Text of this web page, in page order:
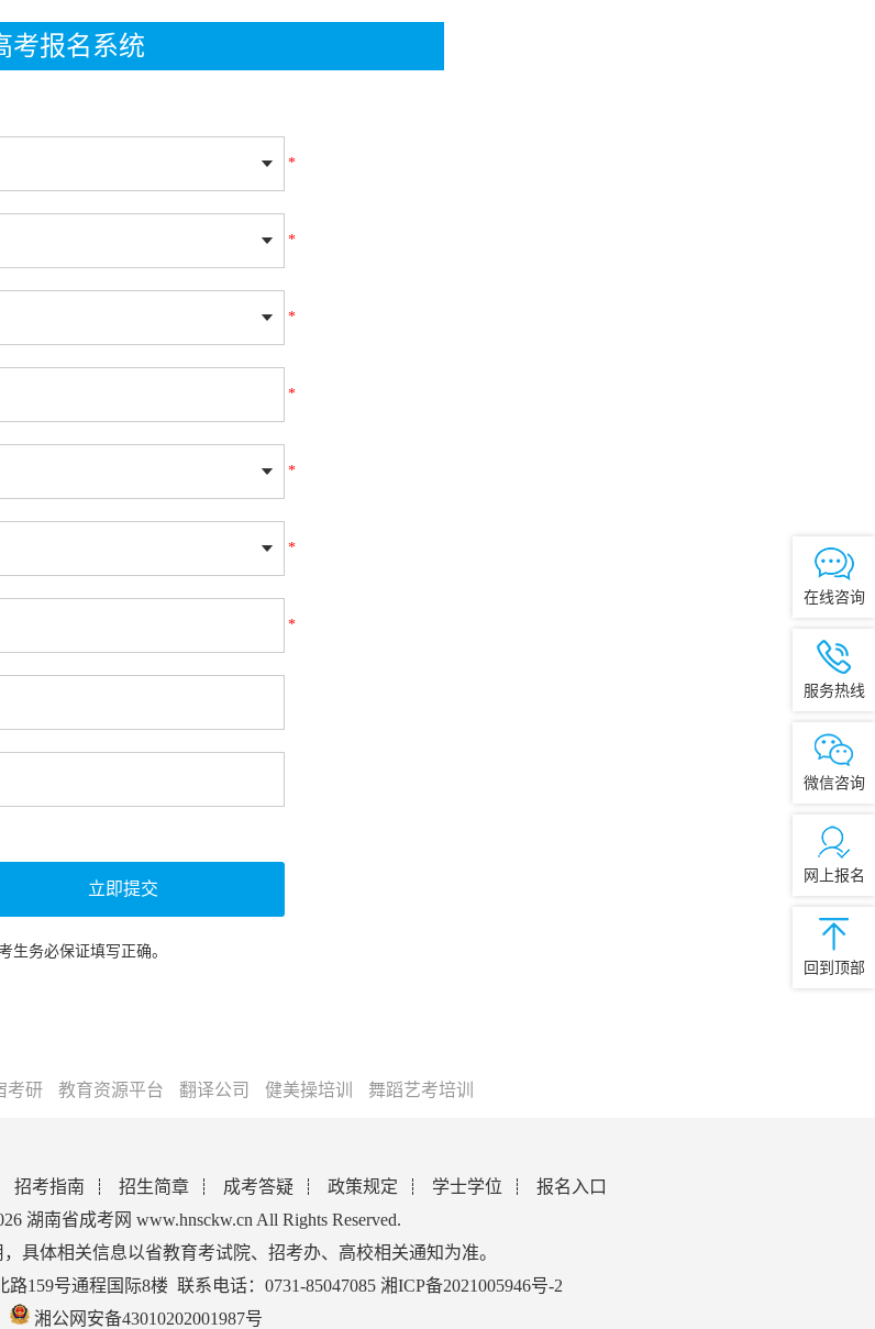
考报名系统
*
*
*
*
*
*
*
生务必保证填写正确。
考研 教育资源平台 翻译公司 健美操培训 舞蹈艺考培训
招考指南 招生简章 成考答疑 政策规定 学士学位
报名入口
湖南省成考网 www.hnsckw.cn All Rights Reserved.
具体相关信息以省教育考试院、招考办、高校相关通知为准。
159号通程国际8楼 联系电话：0731-85047085 湘ICP备2021005946号-2
湘公网安备43010202001987号
在线咨询
服务热线
微信咨询
网上报名
回到顶部